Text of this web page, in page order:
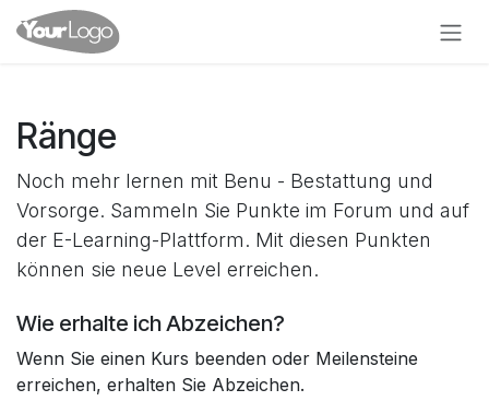
Zum Inhalt springen
Ränge
Noch mehr lernen mit Benu - Bestattung und
Vorsorge. Sammeln Sie Punkte im Forum und auf
der E-Learning-Plattform. Mit diesen Punkten
können sie neue Level erreichen.
Wie erhalte ich Abzeichen?
Wenn Sie einen Kurs beenden oder Meilensteine
erreichen, erhalten Sie Abzeichen.